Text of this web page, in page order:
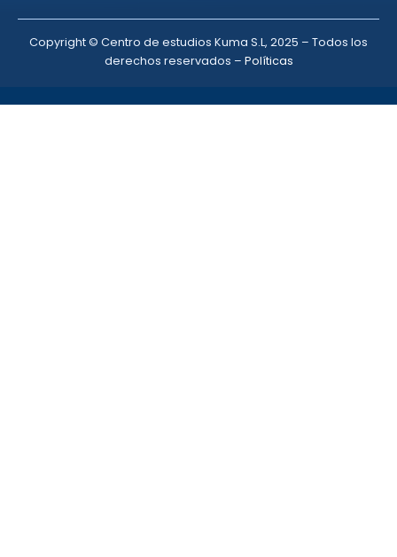
Copyright © Centro de estudios Kuma S.L, 2025 – Todos los
derechos reservados – Políticas